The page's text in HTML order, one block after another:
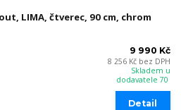
LIMA, čtverec, 90 cm, chrom
9 990 Kč
8 256 Kč bez DPH
Skladem u
dodavatele 70
Detail